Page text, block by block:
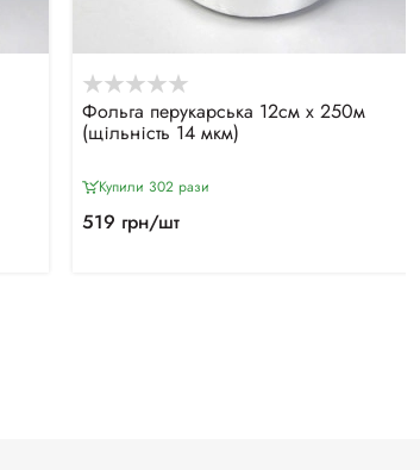
Фольга перукарська 12см х 250м
(щільність 14 мкм)
Купили 302 рази
519 грн/шт